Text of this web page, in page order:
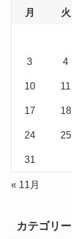
月 火
3 4
10 11
17 18
24 25
31
« 11月
カテゴリー